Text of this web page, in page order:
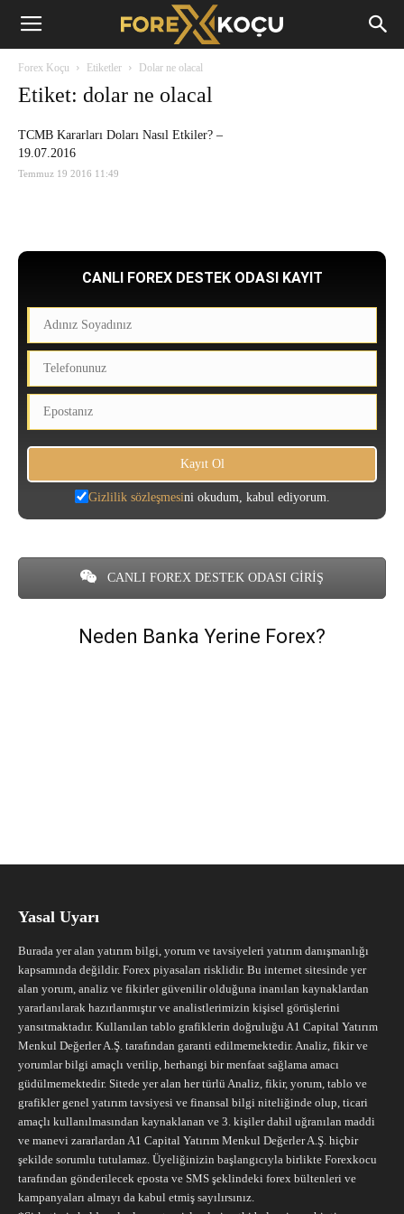
Forex
Forex Koçu Etiketler Dolar ne olacal
Etiket: dolar ne olacal
TCMB Kararları Doları Nasıl Etkiler? –
19.07.2016
Temmuz 19 2016 11:49
CANLI FOREX DESTEK ODASI KAYIT
Gizlilik sözleşmesini okudum, kabul ediyorum.
CANLI FOREX DESTEK ODASI GİRİŞ
Neden Banka Yerine Forex?
Yasal Uyarı
Burada yer alan yatırım bilgi, yorum ve tavsiyeleri yatırım danışmanlığı
kapsamında değildir. Forex piyasaları risklidir. Bu internet sitesinde yer
alan yorum, analiz ve fikirler güvenilir olduğuna inanılan kaynaklardan
yararlanılarak hazırlanmıştır ve analistlerimizin kişisel görüşlerini
yansıtmaktadır. Kullanılan tablo grafiklerin doğruluğu A1 Capital Yatırım
Menkul Değerler A.Ş. tarafından garanti edilmemektedir. Analiz, fikir ve
yorumlar bilgi amaçlı verilip, herhangi bir menfaat sağlama amacı
güdülmemektedir. Sitede yer alan her türlü Analiz, fikir, yorum, tablo ve
grafikler genel yatırım tavsiyesi ve finansal bilgi niteliğinde olup, ticari
amaçlı kullanılmasından kaynaklanan ve 3. kişiler dahil uğranılan maddi
ve manevi zararlardan A1 Capital Yatırım Menkul Değerler A.Ş. hiçbir
şekilde sorumlu tutulamaz. Üyeliğinizin başlangıcıyla birlikte Forexkocu
tarafından gönderilecek eposta ve SMS şeklindeki forex bültenleri ve
kampanyaları almayı da kabul etmiş sayılırsınız.